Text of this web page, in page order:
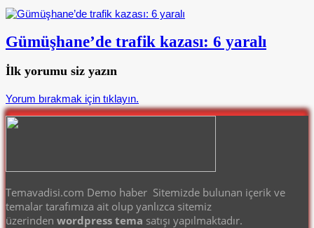
Gümüşhane’de trafik kazası: 6 yaralı
İlk yorumu siz yazın
Yorum bırakmak için tıklayın.
Temavadisi.com Demo haber Sitemizde bulunan içerik ve
temalar tarafımıza ait olup yanlızca sitemiz
üzerinden wordpress tema satışı yapılmaktadır.